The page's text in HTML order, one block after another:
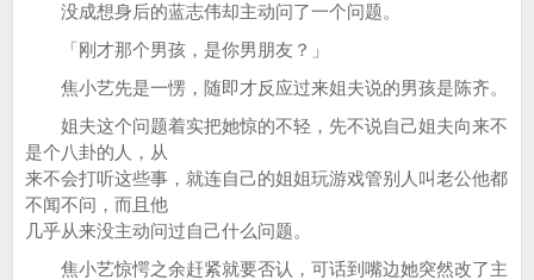
没成想身后的蓝志伟却主动问了一个问题。
「刚才那个男孩，是你男朋友？」
焦小艺先是一愣，随即才反应过来姐夫说的男孩是陈齐。
姐夫这个问题着实把她惊的不轻，先不说自己姐夫向来不
是个八卦的人，从
来不会打听这些事，就连自己的姐姐玩游戏管别人叫老公他都
不闻不问，而且他
几乎从来没主动问过自己什么问题。
焦小艺惊愕之余赶紧就要否认，可话到嘴边她突然改了主